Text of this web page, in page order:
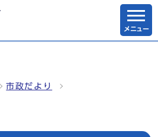
メニュー
市政だより